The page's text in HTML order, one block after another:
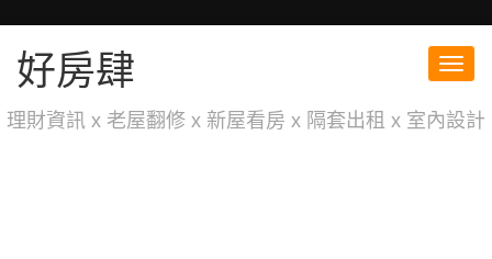
好房肆
理財資訊 x 老屋翻修 x 新屋看房 x 隔套出租 x 室內設計